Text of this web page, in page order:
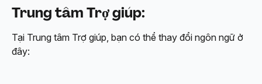
Trung tâm Trợ giúp:
Tại Trung tâm Trợ giúp, bạn có thể thay đổi ngôn ngữ ở
đây: